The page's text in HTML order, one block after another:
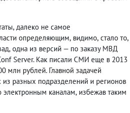
, далеко не самое
определяющим, видимо, стало то,
, одна из версий — по заказу МВД
Server. Как писали СМИ еще в 2013
млн рублей. Главной задачей
разных подразделений и регионов
электронным каналам, избежав таким